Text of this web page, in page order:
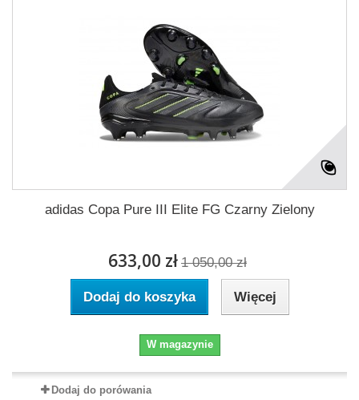
adidas Copa Pure III Elite FG Czarny Zielony
633,00 zł 1 050,00 zł
Dodaj do koszyka Więcej
W magazynie
Dodaj do porówania